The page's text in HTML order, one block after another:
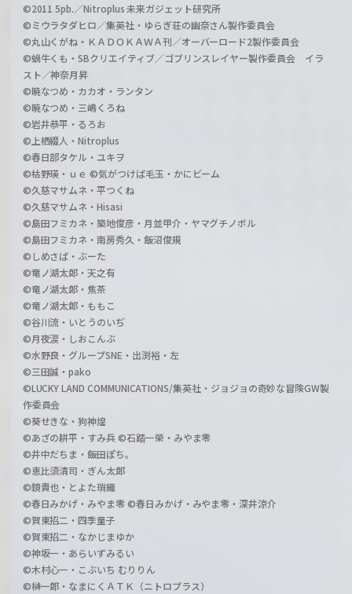
©2011 5pb.／Nitroplus 未来ガジェット研究所
©ミウラタダヒロ／集英社・ゆらぎ荘の幽奈さん製作委員会
©丸山くがね・ＫＡＤＯＫＡＷＡ刊／オーバーロード2製作委員会
©蝸牛くも・SBクリエイティブ／ゴブリンスレイヤー製作委員会 イラ
スト／神奈月昇
©暁なつめ・カカオ・ランタン
©暁なつめ・三嶋くろね
©岩井恭平・るろお
©上栖綴人・Nitroplus
©春日部タケル・ユキヲ
©枯野瑛・ｕｅ ©気がつけば毛玉・かにビーム
©久慈マサムネ・平つくね
©久慈マサムネ・Hisasi
©島田フミカネ・築地俊彦・月並甲介・ヤマグチノボル
©島田フミカネ・南房秀久・飯沼俊規
©しめさば・ぶーた
©竜ノ湖太郎・天之有
©竜ノ湖太郎・焦茶
©竜ノ湖太郎・ももこ
©谷川流・いとうのいぢ
©月夜涙・しおこんぶ
©水野良・グループSNE・出渕裕・左
©三田誠・pako
©LUCKY LAND COMMUNICATIONS/集英社・ジョジョの奇妙な冒険GW製
作委員会
©葵せきな・狗神煌
©あざの耕平・すみ兵 ©石踏一榮・みやま零
©井中だちま・飯田ぽち。
©恵比須清司・ぎん太郎
©鏡貴也・とよた瑣織
©春日みかげ・みやま零 ©春日みかげ・みやま零・深井涼介
©賀東招二・四季童子
©賀東招二・なかじまゆか
©神坂一・あらいずみるい
©木村心一・こぶいち むりりん
©榊一郎・なまにくＡＴＫ（ニトロプラス）